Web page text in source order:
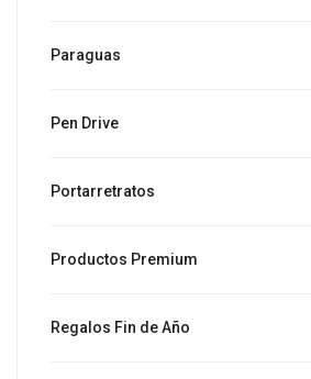
Paraguas
Pen Drive
Portarretratos
Productos Premium
Regalos Fin de Año